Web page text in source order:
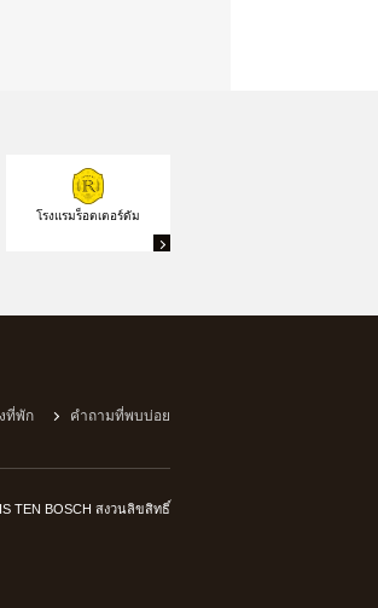
โรงแรมร็อตเตอร์ดัม
ที่พัก คำถามที่พบบ่อย
TEN BOSCH สงวนลิขสิทธิ์